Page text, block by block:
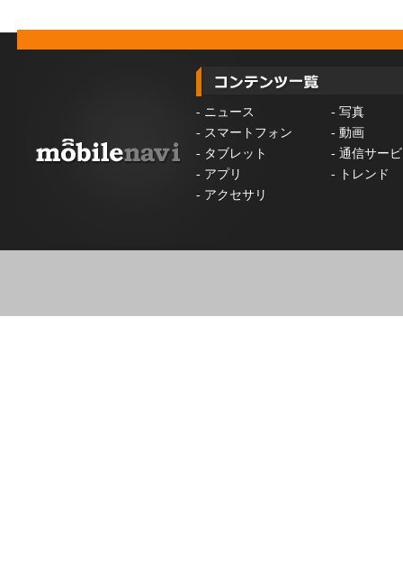
- ニュース - 写真
- スマートフォン - 動画
- タブレット - 通信サー
- アプリ -
トレンド
- アクセサリ